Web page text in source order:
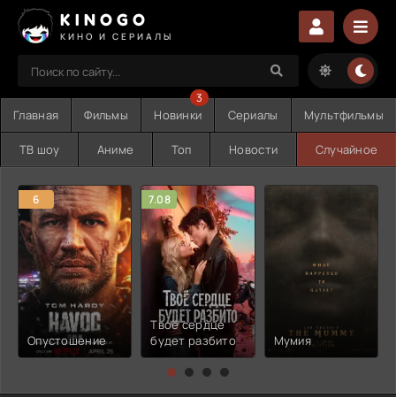
KINOGO
КИНО И СЕРИАЛЫ
Главная Фильмы Новинки
3
Сериалы Мультфильмы
ТВ шоу Аниме Топ Новости Случайное
6
Опустошение
7.08
Твоё сердце
будет разбито
Мумия